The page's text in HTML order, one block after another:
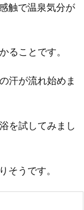
触で温泉気分が
ることです。
汗が流れ始めま
を試してみまし
そうです。